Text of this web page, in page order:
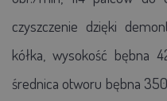
czyszczenie dzięki
kółka, wysokość
średnica otworu bębna